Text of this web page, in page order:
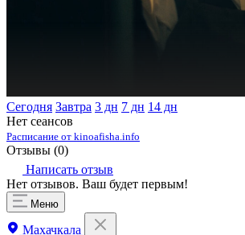
Сегодня Завтра 3 дн 7 дн 14 дн
Нет сеансов
Расписание от kinoafisha.info
Отзывы (0)
Написать отзыв
Нет отзывов. Ваш будет первым!
Меню
Махачкала